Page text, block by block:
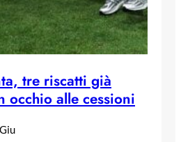
tre riscatti già
occhio alle cessioni